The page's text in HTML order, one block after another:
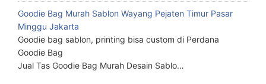
Goodie Bag Murah Sablon Wayang Pejaten Timur Pasar
Minggu Jakarta
Goodie bag sablon, printing bisa custom di Perdana
Goodie Bag
Jual Tas Goodie Bag Murah Desain Sablo…